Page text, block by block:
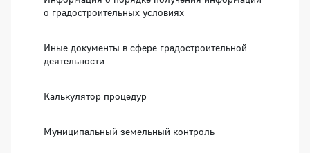
о градостроительных условиях
Иные документы в сфере градостроительной
деятельности
Калькулятор процедур
Муниципальный земельный контроль